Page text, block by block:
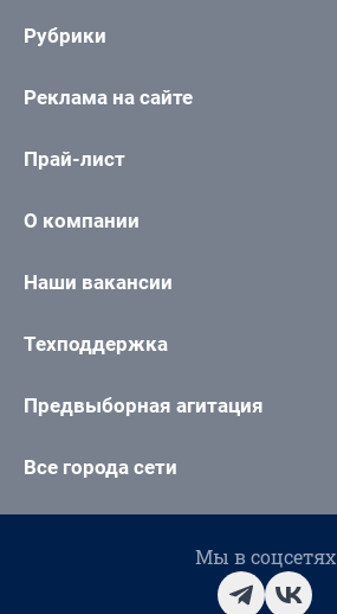
Рубрики
Реклама на сайте
Прай-лист
О компании
Наши вакансии
Техподдержка
Предвыборная агитация
Все города сети
Мы в соцсетях